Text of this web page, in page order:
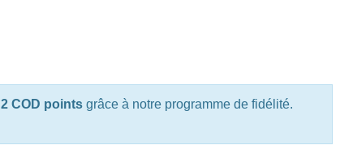
2 COD pointsgrâce à notre programme de fidélité.